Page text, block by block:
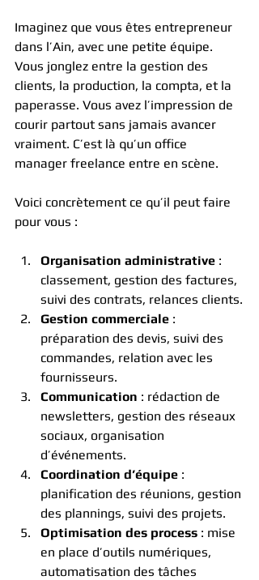
Imaginez que vous êtes entrepreneur
dans l’Ain, avec une petite équipe.
Vous jonglez entre la gestion des
clients, la production, la compta, et la
paperasse. Vous avez l’impression de
courir partout sans jamais avancer
vraiment. C’est là qu’un office
manager freelance entre en scène.
Voici concrètement ce qu’il peut faire
pour vous :
Organisation administrative :
classement, gestion des factures,
suivi des contrats, relances clients.
Gestion commerciale :
préparation des devis, suivi des
commandes, relation avec les
fournisseurs.
Communication : rédaction de
newsletters, gestion des réseaux
sociaux, organisation
d’événements.
Coordination d’équipe :
planification des réunions, gestion
des plannings, suivi des projets.
Optimisation des process : mise
en place d’outils numériques,
automatisation des tâches